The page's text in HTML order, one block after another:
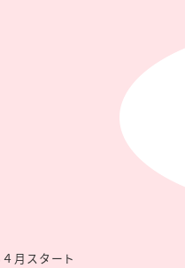
月スタート